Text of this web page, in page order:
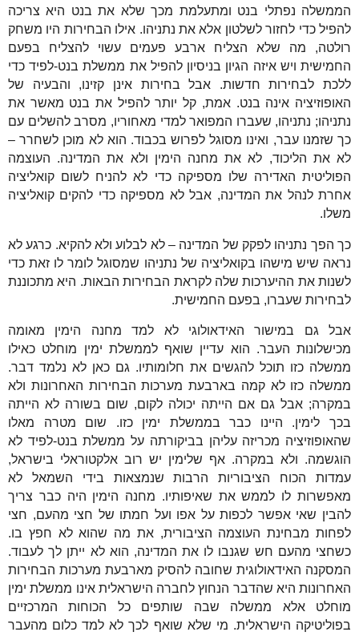
הממשלה נפתלי בנט ומתעלמת מכך שלא את בנט היא צריכה
להפיל כדי לחזור לשלטון אלא את נתניהו. אילו הבחירות היו משחק
רולטה, מה שלא הצליח ארבע פעמים עשוי להצליח בפעם
החמישית ויש איזה הגיון בניסיון להפיל את ממשלת בנט-לפיד כדי
ללכת לבחירות חדשות. אבל בחירות אינן קזינו, והבעיה של
האופוזיציה אינה בנט. אמת, קל יותר להפיל את בנט מאשר את
נתניהו; נתניהו, שעברו המפואר למדי מאחוריו, מסרב להשלים עם
כך שזמנו עבר, ואינו מסוגל לפרוש בכבוד. הוא לא מוכן לשחרר –
לא את הליכוד, לא את מחנה הימין ולא את המדינה. העוצמה
הפוליטית האדירה שלו מספיקה כדי לא להניח לשום קואליציה
אחרת לנהל את המדינה, אבל לא מספיקה כדי להקים קואליציה
משלו.
כך הפך נתניהו לפקק של המדינה – לא לבלוע ולא להקיא. כרגע לא
נראה שיש מישהו בקואליציה של נתניהו שמסוגל לומר לו זאת כדי
לשנות את ההיערכות שלה לקראת הבחירות הבאות. היא מתכוננת
לבחירות שעברו, בפעם החמישית.
אבל גם במישור האידאולוגי לא למד מחנה הימין מאומה
מכישלונות העבר. הוא עדיין שואף לממשלת ימין מוחלט כאילו
ממשלה כזו תוכל להגשים את חלומותיו. גם כאן לא נלמד דבר.
ממשלה כזו לא קמה בארבעת מערכות הבחירות האחרונות ולא
במקרה; אבל גם אם הייתה יכולה לקום, שום בשורה לא הייתה
בכך לימין. היינו כבר בממשלת ימין כזו. שום מטרה מאלו
שהאופוזיציה מכריזה עליהן בביקורתה על ממשלת בנט-לפיד לא
הוגשמה. ולא במקרה. אף שלימין יש רוב אלקטוראלי בישראל,
עמדות הכוח הציבוריות הרבות שנמצאות בידי השמאל לא
מאפשרות לו לממש את שאיפותיו. מחנה הימין היה כבר צריך
להבין שאי אפשר לכפות על אפו ועל חמתו של חצי מהעם, חצי
לפחות מבחינת העוצמה הציבורית, את מה שהוא לא חפץ בו.
כשחצי מהעם חש שגנבו לו את המדינה, הוא לא ייתן לך לעבוד.
המסקנה האידאולוגית שחובה להסיק מארבעת מערכות הבחירות
האחרונות היא שהדבר הנחוץ לחברה הישראלית אינו ממשלת ימין
מוחלט אלא ממשלה שבה שותפים כל הכוחות המרכזיים
בפוליטיקה הישראלית. מי שלא שואף לכך לא למד כלום מהעבר